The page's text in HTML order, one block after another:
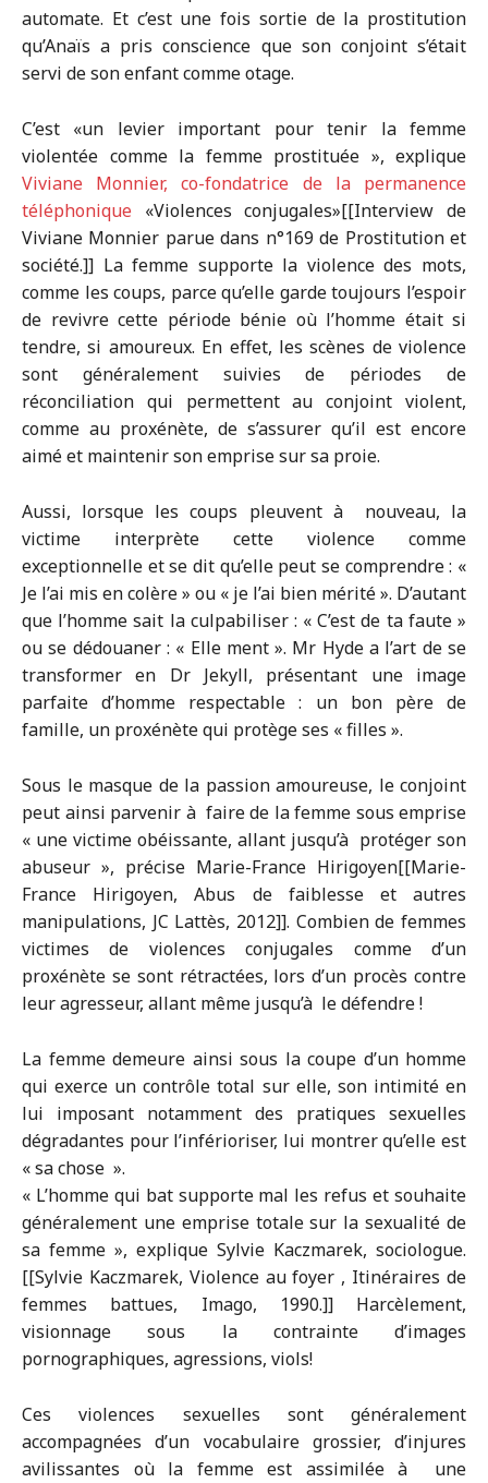
automate. Et c’est une fois sortie de la prostitution
qu’Anaïs a pris conscience que son conjoint s’était
servi de son enfant comme otage.
C’est «un levier important pour tenir la femme
violentée comme la femme prostituée », explique
Viviane Monnier, co-fondatrice de la permanence
téléphonique «Violences conjugales»[[Interview de
Viviane Monnier parue dans n°169 de Prostitution et
société.]] La femme supporte la violence des mots,
comme les coups, parce qu’elle garde toujours l’espoir
de revivre cette période bénie où l’homme était si
tendre, si amoureux. En effet, les scènes de violence
sont généralement suivies de périodes de
réconciliation qui permettent au conjoint violent,
comme au proxénète, de s’assurer qu’il est encore
aimé et maintenir son emprise sur sa proie.
Aussi, lorsque les coups pleuvent à nouveau, la
victime interprète cette violence comme
exceptionnelle et se dit qu’elle peut se comprendre : «
Je l’ai mis en colère » ou « je l’ai bien mérité ». D’autant
que l’homme sait la culpabiliser : « C’est de ta faute »
ou se dédouaner : « Elle ment ». Mr Hyde a l’art de se
transformer en Dr Jekyll, présentant une image
parfaite d’homme respectable : un bon père de
famille, un proxénète qui protège ses « filles ».
Sous le masque de la passion amoureuse, le conjoint
peut ainsi parvenir à faire de la femme sous emprise
« une victime obéissante, allant jusqu’à protéger son
abuseur », précise Marie-France Hirigoyen[[Marie-
France Hirigoyen, Abus de faiblesse et autres
manipulations, JC Lattès, 2012]]. Combien de femmes
victimes de violences conjugales comme d’un
proxénète se sont rétractées, lors d’un procès contre
leur agresseur, allant même jusqu’à le défendre !
La femme demeure ainsi sous la coupe d’un homme
qui exerce un contrôle total sur elle, son intimité en
lui imposant notamment des pratiques sexuelles
dégradantes pour l’inférioriser, lui montrer qu’elle est
« sa chose ».
« L’homme qui bat supporte mal les refus et souhaite
généralement une emprise totale sur la sexualité de
sa femme », explique Sylvie Kaczmarek, sociologue.
[[Sylvie Kaczmarek, Violence au foyer , Itinéraires de
femmes battues, Imago, 1990.]] Harcèlement,
visionnage sous la contrainte d’images
pornographiques, agressions, viols!
Ces violences sexuelles sont généralement
accompagnées d’un vocabulaire grossier, d’injures
avilissantes où la femme est assimilée à une